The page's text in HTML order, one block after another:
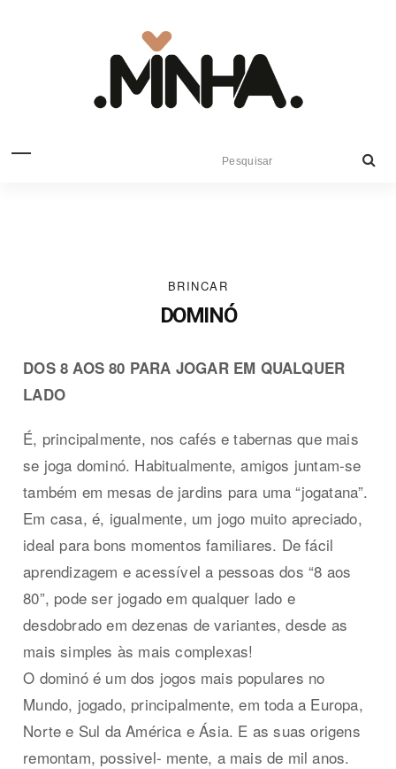
BRINCAR
DOMINÓ
DOS 8 AOS 80 PARA JOGAR EM QUALQUER
LADO
É, principalmente, nos cafés e tabernas que mais
se joga dominó. Habitualmente, amigos juntam-se
também em mesas de jardins para uma “jogatana”.
Em casa, é, igualmente, um jogo muito apreciado,
ideal para bons momentos familiares. De fácil
aprendizagem e acessível a pessoas dos “8 aos
80”, pode ser jogado em qualquer lado e
desdobrado em dezenas de variantes, desde as
mais simples às mais complexas!
O dominó é um dos jogos mais populares no
Mundo, jogado, principalmente, em toda a Europa,
Norte e Sul da América e Ásia. E as suas origens
remontam, possivel- mente, a mais de mil anos.